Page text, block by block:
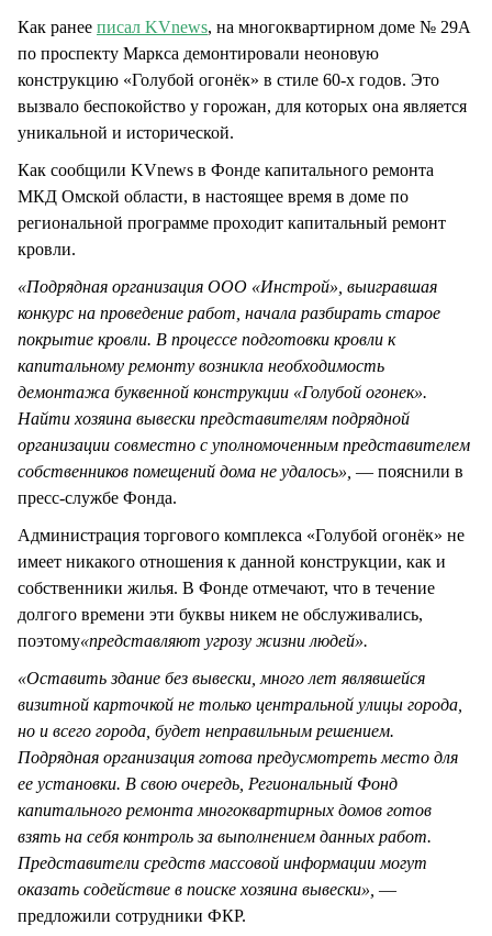
Как ранее писал KVnews, на многоквартирном доме № 29А
по проспекту Маркса демонтировали неоновую
конструкцию «Голубой огонёк» в стиле 60-х годов. Это
вызвало беспокойство у горожан, для которых она является
уникальной и исторической.
Как сообщили KVnews в Фонде капитального ремонта
МКД Омской области, в настоящее время в доме по
региональной программе проходит капитальный ремонт
кровли.
«Подрядная организация ООО «Инстрой», выигравшая
конкурс на проведение работ, начала разбирать старое
покрытие кровли. В процессе подготовки кровли к
капитальному ремонту возникла необходимость
демонтажа буквенной конструкции «Голубой огонек».
Найти хозяина вывески представителям подрядной
организации совместно с уполномоченным представителем
собственников помещений дома не удалось», — пояснили в
пресс-службе Фонда.
Администрация торгового комплекса «Голубой огонёк» не
имеет никакого отношения к данной конструкции, как и
собственники жилья. В Фонде отмечают, что в течение
долгого времени эти буквы никем не обслуживались,
поэтому«представляют угрозу жизни людей».
«Оставить здание без вывески, много лет являвшейся
визитной карточкой не только центральной улицы города,
но и всего города, будет неправильным решением.
Подрядная организация готова предусмотреть место для
ее установки. В свою очередь, Региональный Фонд
капитального ремонта многоквартирных домов готов
взять на себя контроль за выполнением данных работ.
Представители средств массовой информации могут
оказать содействие в поиске хозяина вывески», —
предложили сотрудники ФКР.